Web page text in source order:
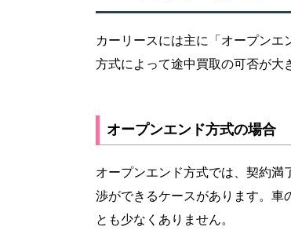
カーリースには主に「オープン
方式によって途中買取の可否が大
オープンエンド方式の場合
オープンエンド方式では、契約満
渉ができるケースがあります。車
とも少なくありません。